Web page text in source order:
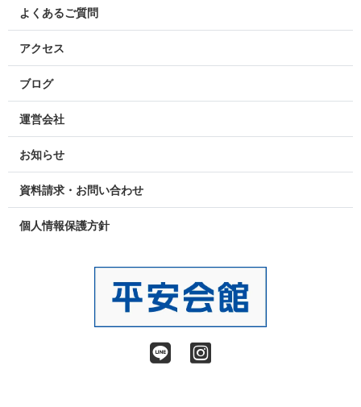
よくあるご質問
アクセス
ブログ
運営会社
お知らせ
資料請求・お問い合わせ
個人情報保護方針